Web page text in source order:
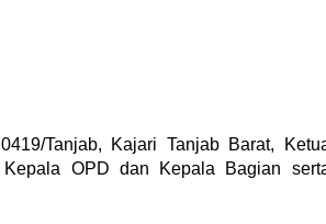
Tanjab, Kajari Tanjab Barat,
OPD dan Kepala Bagian